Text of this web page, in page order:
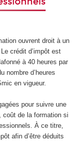
ouvrent droit à un
crédit d’impôt est
à 40 heures par
nombre d’heures
en vigueur.
pour suivre une
coût de la formation si
À ce titre,
afin d’être déduits